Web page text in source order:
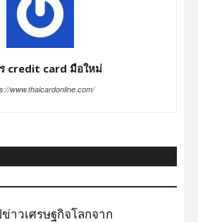
credit card มือใหม่
www.thaicardonline.com/
าวเศรษฐกิจโลกจาก